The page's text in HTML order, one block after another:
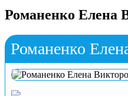
Романенко Елена
Романенко